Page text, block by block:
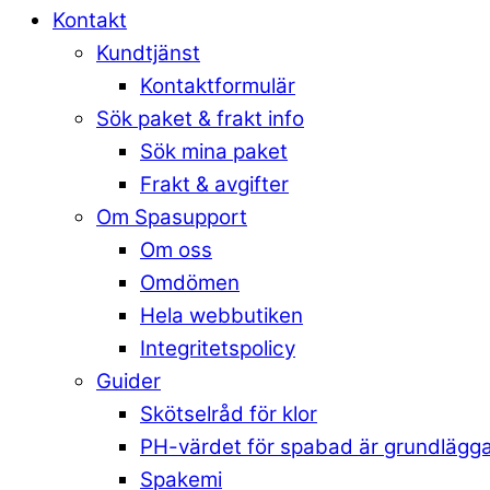
Kontakt
Kundtjänst
Kontaktformulär
Sök paket & frakt info
Sök mina paket
Frakt & avgifter
Om Spasupport
Om oss
Omdömen
Hela webbutiken
Integritetspolicy
Guider
Skötselråd för klor
PH-värdet för spabad är
Spakemi